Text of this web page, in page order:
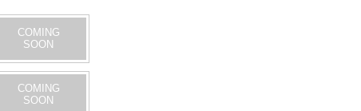
COMING
SOON
COMING
SOON